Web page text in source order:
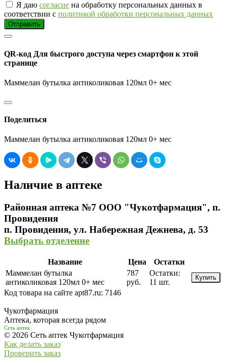
Я даю согласие на обработку персональных данных в
соответствии с политикой обработки персональных данных
Отправить
QR-код Для быстрого доступа через смартфон к этой
странице
Маммелан бутылка антиколиковая 120мл 0+ мес
Поделиться
Маммелан бутылка антиколиковая 120мл 0+ мес
Наличие в аптеке
Районная аптека №7 ООО "Чукотфармация", п.
Провидения
п. Провидения, ул. Набережная Дежнева, д. 53
Выбрать отделение
Название Цена
Остатки
Маммелан бутылка
антиколиковая 120мл 0+ мес
787
руб.
Остатки:
11 шт.
Купить
Код товара на сайте apt87.ru: 7146
Чукотфармация
Аптека, которая всегда рядом
Сеть аптек
© 2026 Сеть аптек Чукотфармация
Как делать заказ
Проверить заказ